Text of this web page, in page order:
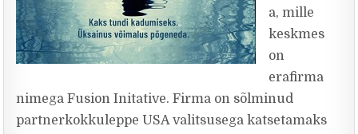
a, mille
keskmes
on
erafirma
nimega Fusion Initative. Firma on sõlminud
partnerkokkuleppe USA valitsusega katsetamaks